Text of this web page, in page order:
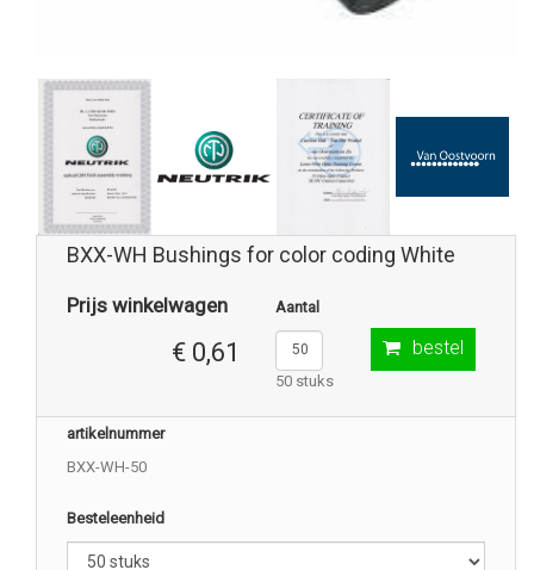
BXX-WH Bushings for color coding White
Prijs winkelwagen
€ 0,61
Aantal
50 stuks
bestel
artikelnummer
BXX-WH-50
Besteleenheid